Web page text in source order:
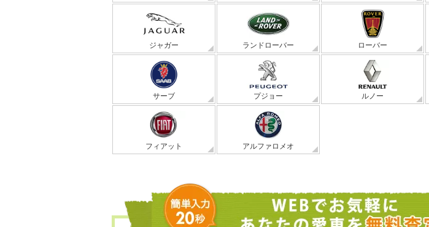
ジャガー ランドローバー ローバー
サーブ プジョー ルノー
フィアット アルファロメオ